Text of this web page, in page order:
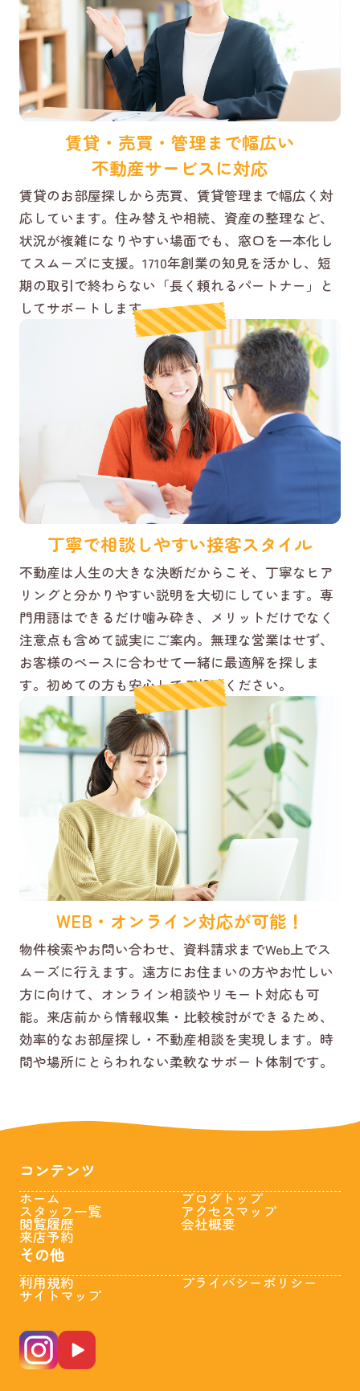
賃貸・売買・管理まで幅広い
不動産サービスに対応
賃貸のお部屋探しから売買、賃貸管理まで幅広く対
応しています。住み替えや相続、資産の整理など、
状況が複雑になりやすい場面でも、窓口を一本化し
てスムーズに支援。1710年創業の知見を活かし、短
期の取引で終わらない「長く頼れるパートナー」と
してサポートします。
丁寧で相談しやすい接客スタイル
不動産は人生の大きな決断だからこそ、丁寧なヒア
リングと分かりやすい説明を大切にしています。専
門用語はできるだけ噛み砕き、メリットだけでなく
注意点も含めて誠実にご案内。無理な営業はせず、
お客様のペースに合わせて一緒に最適解を探しま
す。初めての方も安心してご相談ください。
WEB・オンライン対応が可能！
物件検索やお問い合わせ、資料請求までWeb上でス
ムーズに行えます。遠方にお住まいの方やお忙しい
方に向けて、オンライン相談やリモート対応も可
能。来店前から情報収集・比較検討ができるため、
効率的なお部屋探し・不動産相談を実現します。時
間や場所にとらわれない柔軟なサポート体制です。
コンテンツ
ホーム
スタッフ一覧
閲覧履歴
来店予約
ブログトップ
アクセスマップ
会社概要
その他
利用規約
サイトマップ
プライバシーポリシー